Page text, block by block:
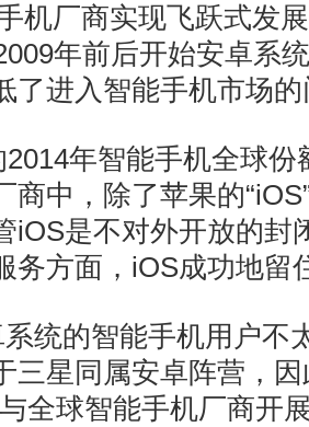
机厂商实现飞跃式发
年前后开始安卓系
了进入智能手机市场
年智能手机全球
商中，除了苹果的
iOS是不对外开放的封
务方面，iOS成功地留
系统的智能手机用户不
三星同属安卓阵营，
全球智能手机厂商开